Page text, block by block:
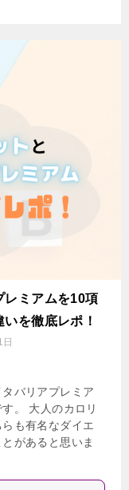
レミアムを10項
を徹底レポ！
バリアプレミア
。 大人のカロリ
も有名なダイエ
があると思いま